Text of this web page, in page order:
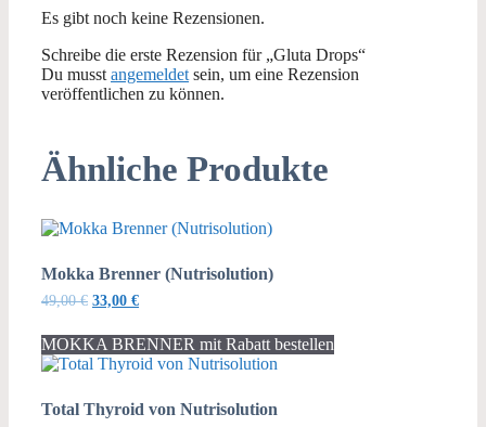
Es gibt noch keine Rezensionen.
Schreibe die erste Rezension für „Gluta Drops“
Du musst angemeldet sein, um eine Rezension
veröffentlichen zu können.
Ähnliche Produkte
Mokka Brenner (Nutrisolution)
49,00€ Ursprünglicher
war:
49,00 €
33,00 €Aktueller
ist:
33,00 €.
MOKKA BRENNER mit Rabatt bestellen
Total Thyroid von Nutrisolution